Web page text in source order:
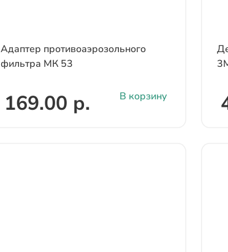
Адаптер противоаэрозольного
фильтра МК 53
169.00 р. В корзину